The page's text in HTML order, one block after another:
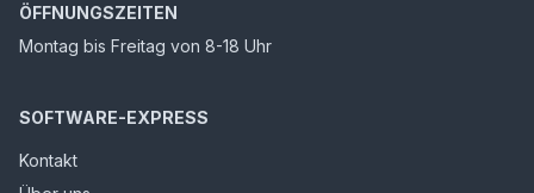
ÖFFNUNGSZEITEN
Montag bis Freitag von 8-18 Uhr
SOFTWARE-EXPRESS
Kontakt